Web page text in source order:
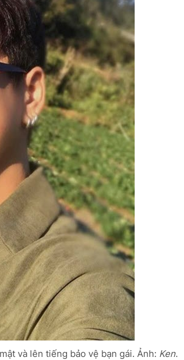
và lên tiếng bảo vệ bạn gái. Ảnh: Ken.